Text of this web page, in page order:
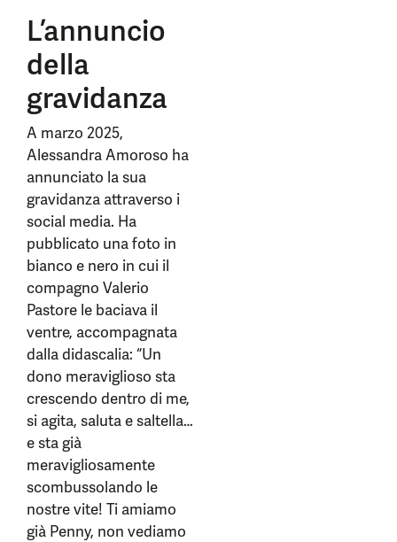
L’annuncio
della
gravidanza
A marzo 2025,
Alessandra Amoroso ha
annunciato la sua
gravidanza attraverso i
social media. Ha
pubblicato una foto in
bianco e nero in cui il
compagno Valerio
Pastore le baciava il
ventre, accompagnata
dalla didascalia: “Un
dono meraviglioso sta
crescendo dentro di me,
si agita, saluta e saltella…
e sta già
meravigliosamente
scombussolando le
nostre vite! Ti amiamo
già Penny, non vediamo